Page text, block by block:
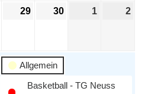
29 30 1 2
Allgemein
Basketball - TG Neuss